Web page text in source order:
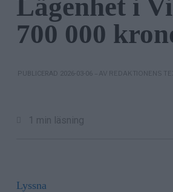
Lägenhet i
700 000
PUBLICERAD 2026-03-06 – AV REDAKTIONENS
1 min läsning
Lyssna